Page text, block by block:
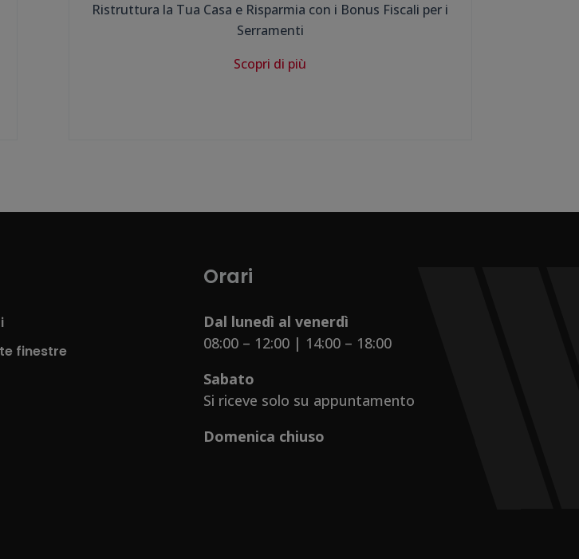
Ristruttura la Tua Casa e Risparmia con i Bonus Fiscali per i
Serramenti
finestre
Orari
Dal lunedì al venerdì
08:00 – 12:00 | 14:00 – 18:00
Sabato
Si riceve solo su appuntamento
Domenica chiuso